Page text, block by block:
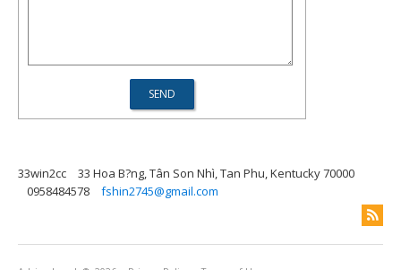
33win2cc
33 Hoa B?ng, Tân Son Nhì, Tan Phu, Kentucky 70000
0958484578
fshin2745@gmail.com